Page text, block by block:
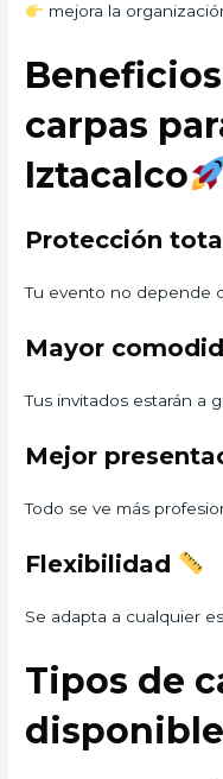
mejora la
carpas
Iztacalco
Protección
Tu evento no depende
Mayor
Tus invitados estarán a
Mejor
Todo se ve más
Flexibilidad
Se adapta a cualquier
Tipos de